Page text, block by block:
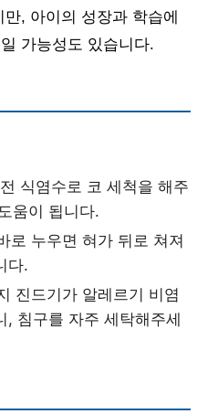
, 아이의 성장과 학습에
가능성도 있습니다.
식염수로 코 세척을 해주
움이 됩니다.
로 누우면 혀가 뒤로 쳐져
다.
진드기가 알레르기 비염
, 침구를 자주 세탁해주세